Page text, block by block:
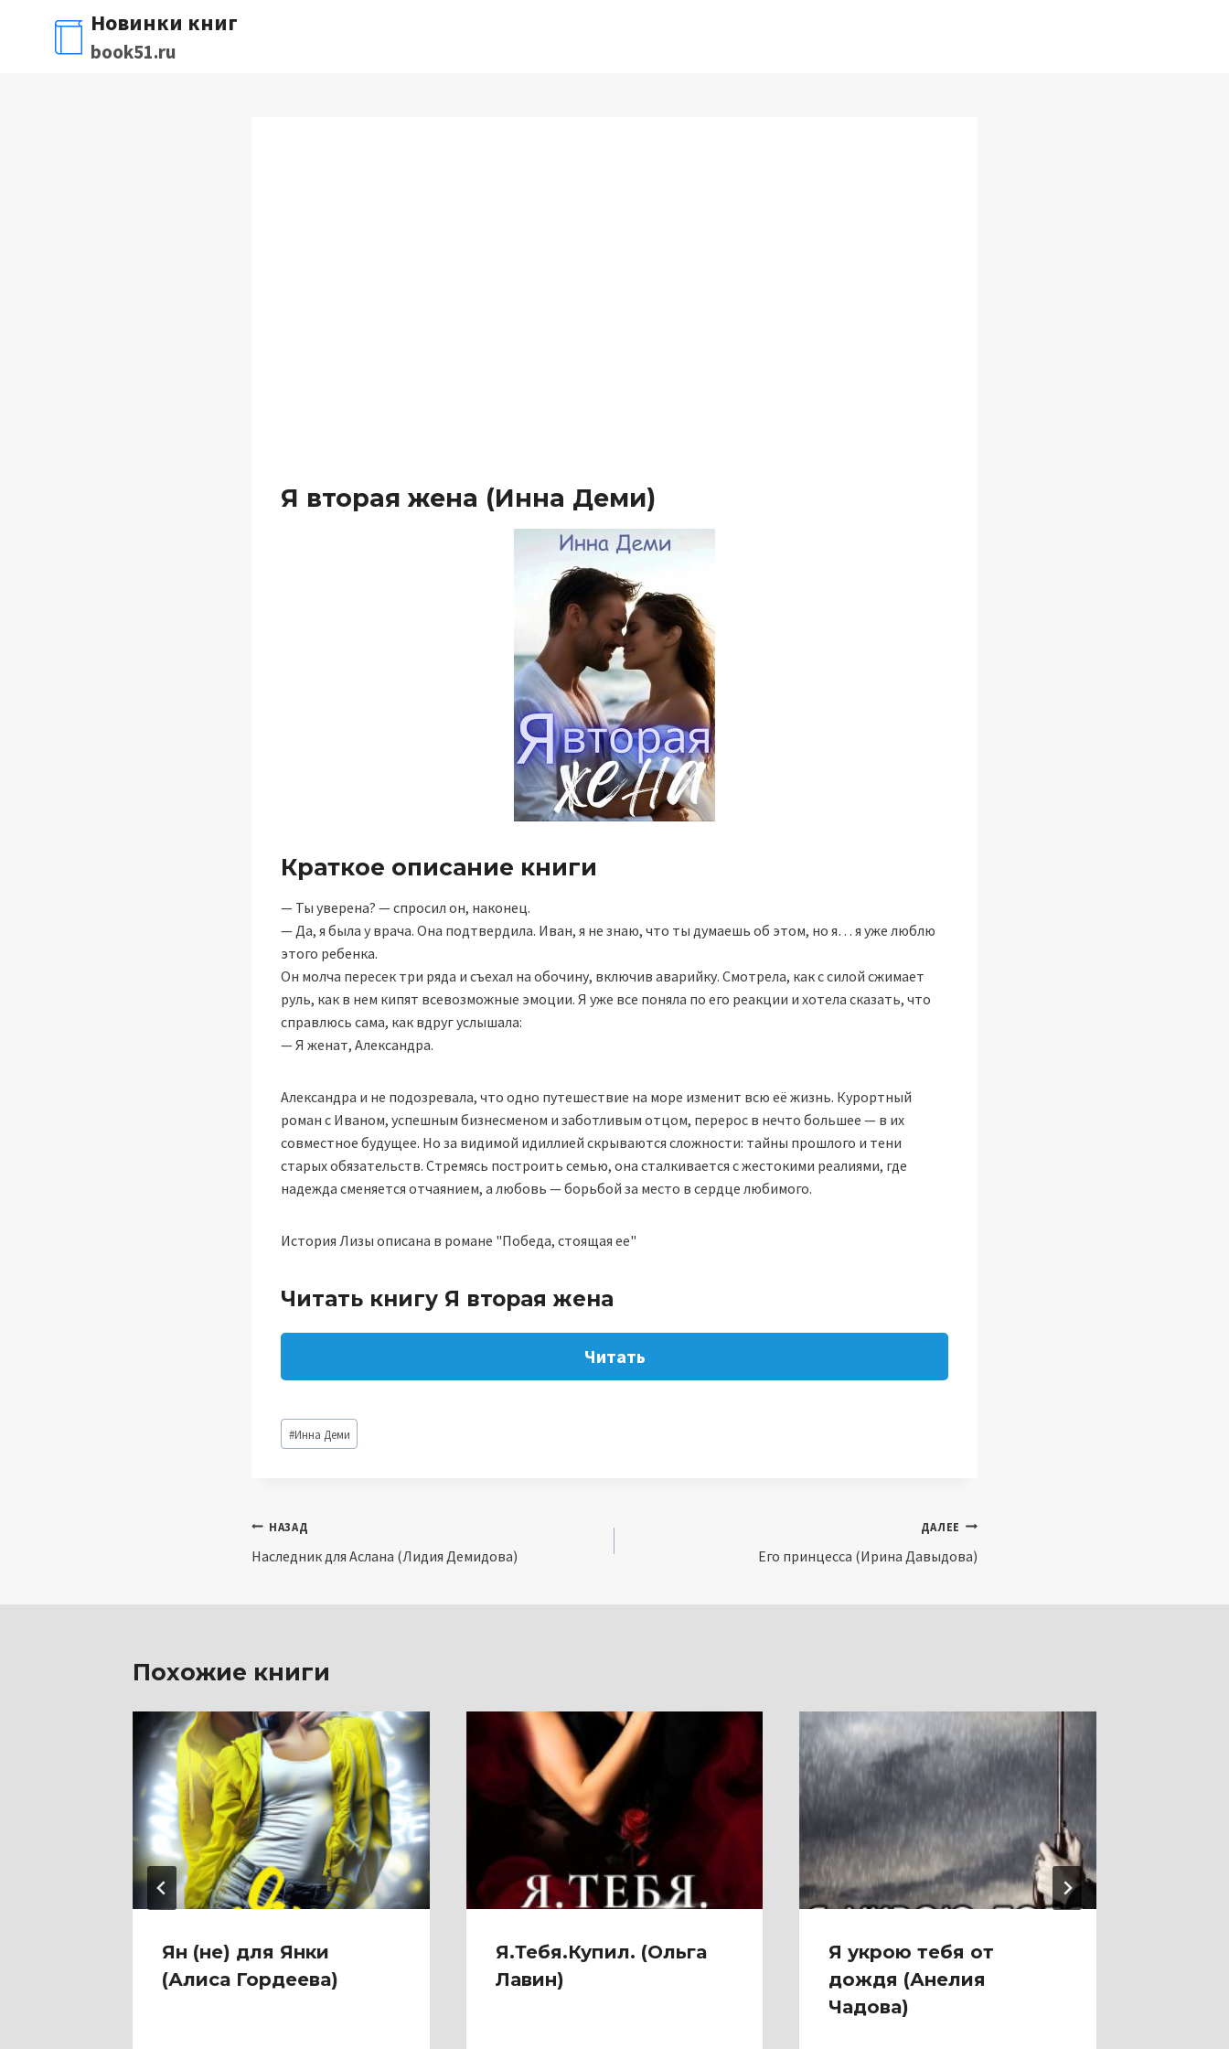
содержимому
Новинки книг
book51.ru
Я вторая жена (Инна Деми)
Краткое описание книги
— Ты уверена? — спросил он, наконец.
— Да, я была у врача. Она подтвердила. Иван, я не знаю, что ты думаешь об этом, но я… я уже люблю
этого ребенка.
Он молча пересек три ряда и съехал на обочину, включив аварийку. Смотрела, как с силой сжимает
руль, как в нем кипят всевозможные эмоции. Я уже все поняла по его реакции и хотела сказать, что
справлюсь сама, как вдруг услышала:
— Я женат, Александра.
Александра и не подозревала, что одно путешествие на море изменит всю её жизнь. Курортный
роман с Иваном, успешным бизнесменом и заботливым отцом, перерос в нечто большее — в их
совместное будущее. Но за видимой идиллией скрываются сложности: тайны прошлого и тени
старых обязательств. Стремясь построить семью, она сталкивается с жестокими реалиями, где
надежда сменяется отчаянием, а любовь — борьбой за место в сердце любимого.
История Лизы описана в романе "Победа, стоящая ее"
Читать книгу Я вторая жена
Читать
Метки
записи:
#Инна Деми
Навигация
по
НАЗАД
Наследник для Аслана (Лидия Демидова)
ДАЛЕЕ
Его принцесса (Ирина Давыдова)
Похожие книги
Ян (не) для Янки
(Алиса Гордеева)
Я.Тебя.Купил. (Ольга
Лавин)
Я укрою тебя от
дождя (Анелия
Чадова)